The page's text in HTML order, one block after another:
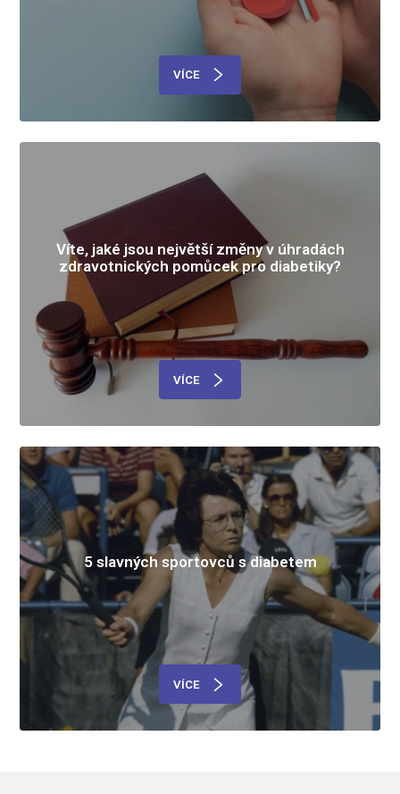
VÍCE
Víte, jaké jsou největší změny v úhradách
zdravotnických pomůcek pro diabetiky?
VÍCE
5 slavných sportovců s diabetem
VÍCE